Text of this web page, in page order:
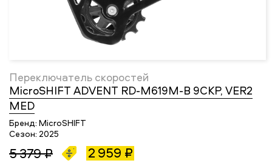
Переключатель скоростей
MicroSHIFT ADVENT RD-M619M-B 9СКР, VER2
MED
Бренд: MicroSHIFT
Сезон: 2025
5 379 ₽ 2 959 ₽